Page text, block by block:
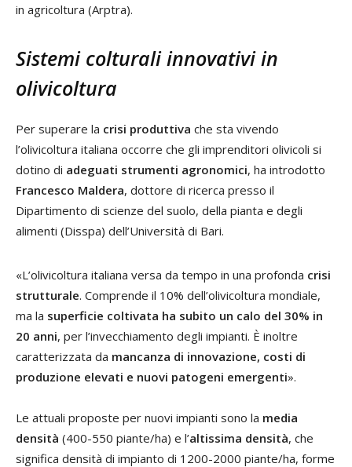
in agricoltura (Arptra).
Sistemi colturali innovativi in
olivicoltura
Per superare la crisi produttiva che sta vivendo
l’olivicoltura italiana occorre che gli imprenditori olivicoli si
dotino di adeguati strumenti agronomici, ha introdotto
Francesco Maldera, dottore di ricerca presso il
Dipartimento di scienze del suolo, della pianta e degli
alimenti (Disspa) dell’Università di Bari.
«L’olivicoltura italiana versa da tempo in una profonda crisi
strutturale. Comprende il 10% dell’olivicoltura mondiale,
ma la superficie coltivata ha subito un calo del 30% in
20 anni, per l’invecchiamento degli impianti. È inoltre
caratterizzata da mancanza di innovazione, costi di
produzione elevati e nuovi patogeni emergenti».
Le attuali proposte per nuovi impianti sono la media
densità (400-550 piante/ha) e l’altissima densità, che
significa densità di impianto di 1200-2000 piante/ha, forme